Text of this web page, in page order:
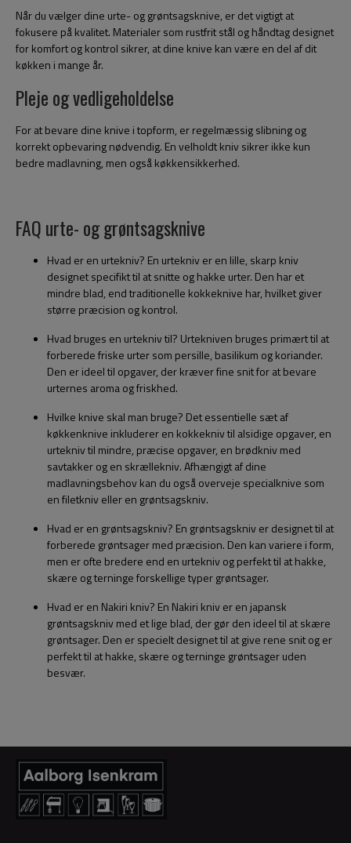
Når du vælger dine urte- og grøntsagsknive, er det vigtigt at
fokusere på kvalitet. Materialer som rustfrit stål og håndtag designet
for komfort og kontrol sikrer, at dine knive kan være en del af dit
køkken i mange år.
Pleje og vedligeholdelse
For at bevare dine knive i topform, er regelmæssig slibning og
korrekt opbevaring nødvendig. En velholdt kniv sikrer ikke kun
bedre madlavning, men også køkkensikkerhed.
FAQ urte- og grøntsagsknive
Hvad er en urtekniv? En urtekniv er en lille, skarp kniv
designet specifikt til at snitte og hakke urter. Den har et
mindre blad, end traditionelle kokkeknive har, hvilket giver
større præcision og kontrol.
Hvad bruges en urtekniv til? Urtekniven bruges primært til at
forberede friske urter som persille, basilikum og koriander.
Den er ideel til opgaver, der kræver fine snit for at bevare
urternes aroma og friskhed.
Hvilke knive skal man bruge? Det essentielle sæt af
køkkenknive inkluderer en kokkekniv til alsidige opgaver, en
urtekniv til mindre, præcise opgaver, en brødkniv med
savtakker og en skrællekniv. Afhængigt af dine
madlavningsbehov kan du også overveje specialknive som
en filetkniv eller en grøntsagskniv.
Hvad er en grøntsagskniv? En grøntsagskniv er designet til at
forberede grøntsager med præcision. Den kan variere i form,
men er ofte bredere end en urtekniv og perfekt til at hakke,
skære og terninge forskellige typer grøntsager.
Hvad er en Nakiri kniv? En Nakiri kniv er en japansk
grøntsagskniv med et lige blad, der gør den ideel til at skære
grøntsager. Den er specielt designet til at give rene snit og er
perfekt til at hakke, skære og terninge grøntsager uden
besvær.